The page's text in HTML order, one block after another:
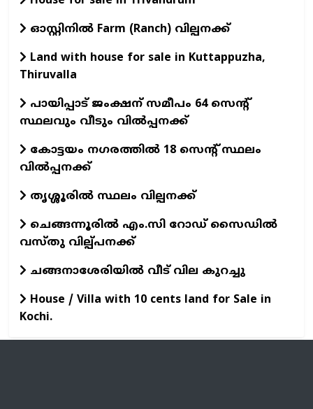
ഓസ്റ്റിനില്‍ Farm (Ranch) വില്പനക്ക്
Land with house for sale in Kuttappuzha,
Thiruvalla
പായിപ്പാട് ജംക്ഷന് സമീപം 64 സെന്റ്
സ്ഥലവും വീടും വിൽപ്പനക്ക്
കോട്ടയം നഗരത്തിൽ 18 സെന്റ് സ്ഥലം
വിൽപ്പനക്ക്
തൃശ്ശൂരിൽ സ്ഥലം വില്പനക്ക്
ചെങ്ങന്നൂരില്‍ എം.സി റോഡ് സൈഡില്‍
വസ്തു വില്പ്പനക്ക്
ചങ്ങനാശേരിയില്‍ വീട് വില കുറച്ചു
House / Villa with 10 cents land for Sale in
Kochi.